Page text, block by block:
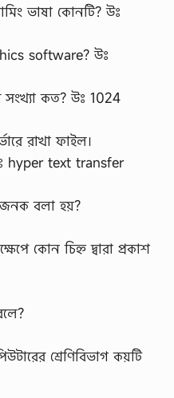
ভাষা কোনটি? উঃ
software? উঃ
সংখ্যা কত? উঃ 1024
রাখা ফাইল।
hyper text transfer
জনক বলা হয়?
কোন চিহ্ন দ্বারা প্রকাশ
শ্রেণিবিভাগ কয়টি